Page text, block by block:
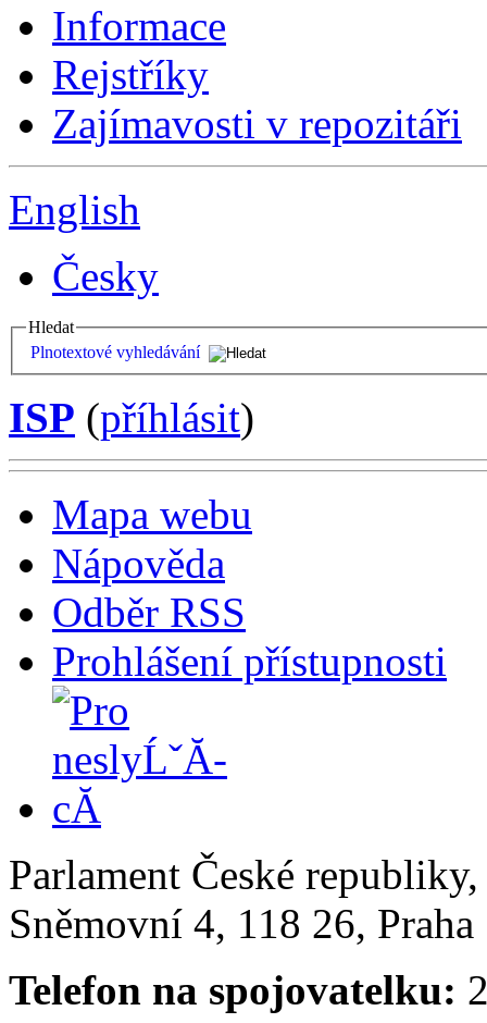
Informace
Rejstříky
Zajímavosti v repozitáři
English
Česky
Hledat
Plnotextové vyhledávání
ISP (příhlásit)
Mapa webu
Nápověda
Odběr RSS
Prohlášení přístupnosti
Parlament České
Sněmovní 4, 118 26,
Telefon na spojovatelku: